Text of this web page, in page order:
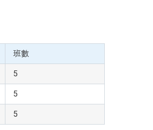
班數
5
5
5